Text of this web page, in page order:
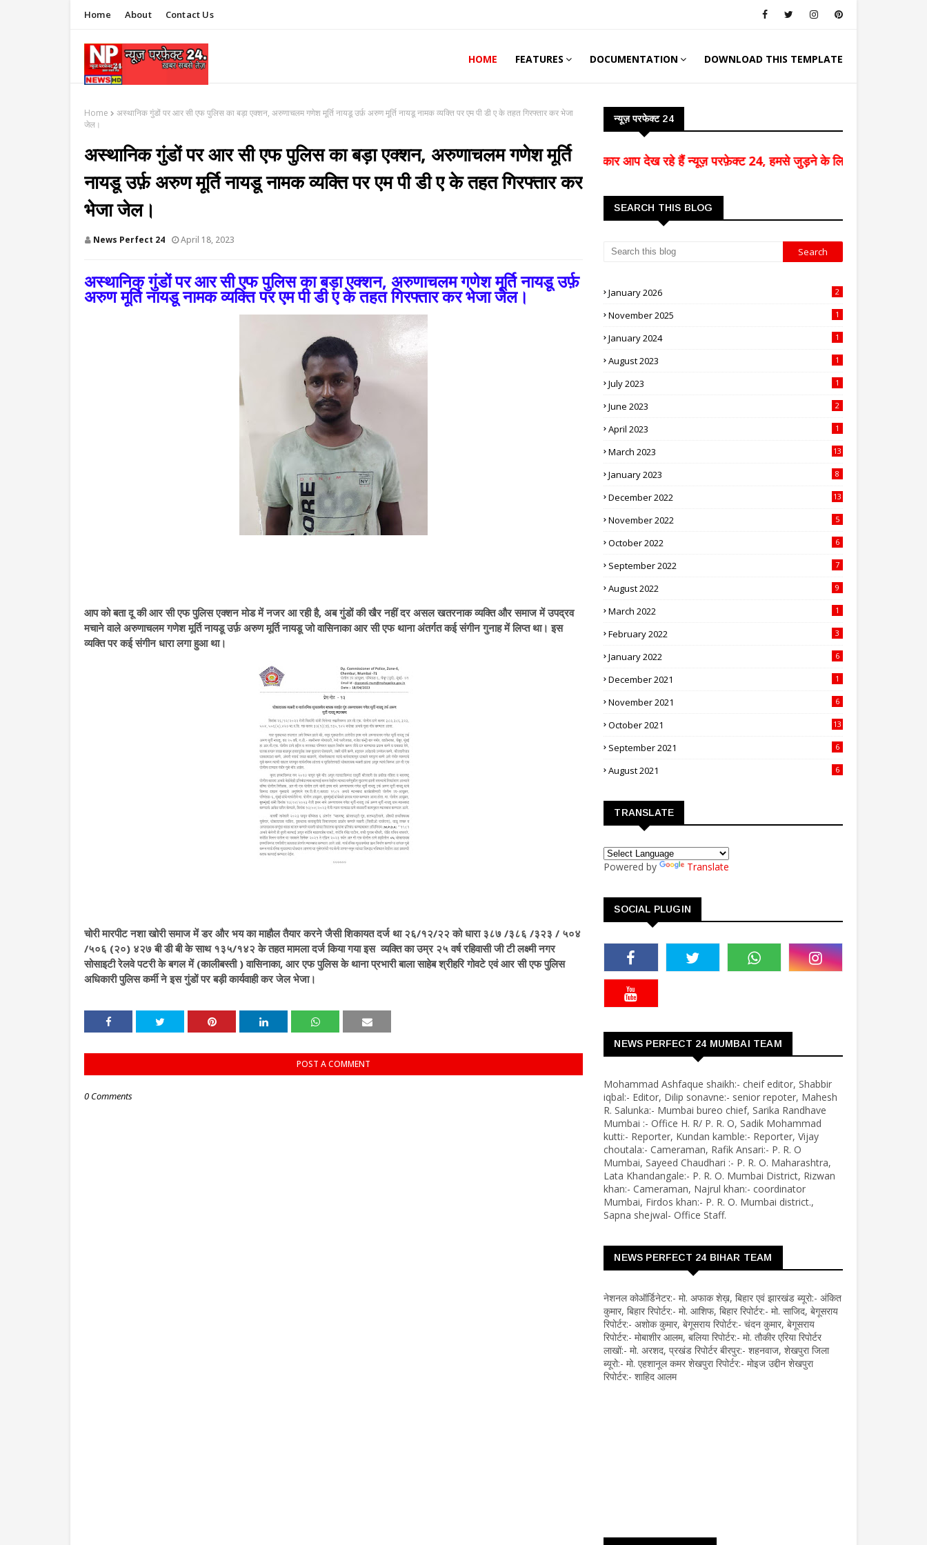
Home About Contact Us
HOME FEATURES DOCUMENTATION DOWNLOAD THIS TEMPLATE
Home
अस्थानिक गुंडों पर आर सी एफ पुलिस का बड़ा एक्शन, अरुणाचलम गणेश मूर्ति नायडू उर्फ़ अरुण मूर्ति नायडू नामक व्यक्ति पर एम पी डी ए के तहत गिरफ्तार कर भेजा
जेल।
अस्थानिक गुंडों पर आर सी एफ पुलिस का बड़ा एक्शन, अरुणाचलम गणेश मूर्ति
नायडू उर्फ़ अरुण मूर्ति नायडू नामक व्यक्ति पर एम पी डी ए के तहत गिरफ्तार कर
भेजा जेल।
News Perfect 24 April 18, 2023
अस्थानिक गुंडों पर आर सी एफ पुलिस का बड़ा एक्शन, अरुणाचलम गणेश मूर्ति नायडू उर्फ़
अरुण मूर्ति नायडू नामक व्यक्ति पर एम पी डी ए के तहत गिरफ्तार कर भेजा जेल।
आप को बता दू की आर सी एफ पुलिस एक्शन मोड में नजर आ रही है, अब गुंडों की खैर नहीं दर असल खतरनाक व्यक्ति और समाज में उपद्रव
मचाने वाले अरुणाचलम गणेश मूर्ति नायडू उर्फ़ अरुण मूर्ति नायडू जो वासिनाका आर सी एफ थाना अंतर्गत कई संगीन गुनाह में लिप्त था। इस
व्यक्ति पर कई संगीन धारा लगा हुआ था।
चोरी मारपीट नशा खोरी समाज में डर और भय का माहौल तैयार करने जैसी शिकायत दर्ज था २६/१२/२२ को धारा ३८७ /३८६ /३२३ / ५०४
/५०६ (२०) ४२७ बी डी बी के साथ १३५/१४२ के तहत मामला दर्ज किया गया इस व्यक्ति का उम्र २५ वर्ष रहिवासी जी टी लक्ष्मी नगर
सोसाइटी रेलवे पटरी के बगल में (कालीबस्ती ) वासिनाका, आर एफ पुलिस के थाना प्रभारी बाला साहेब श्रीहरि गोवटे एवं आर सी एफ पुलिस
अधिकारी पुलिस कर्मी ने इस गुंडों पर बड़ी कार्यवाही कर जेल भेजा।
POST A COMMENT
0 Comments
न्यूज़ परफेक्ट 24
नमस्कार आप देख रहे हैं न्यूज़ परफ़ेक्ट 24, हमसे जुड़ने के लिए हमारे चैनल को
SEARCH THIS BLOG
January 2026 2
November 2025 1
January 2024 1
August 2023 1
July 2023 1
June 2023 2
April 2023 1
March 2023 13
January 2023 8
December 2022 13
November 2022 5
October 2022 6
September 2022 7
August 2022 9
March 2022 1
February 2022 3
January 2022 6
December 2021 1
November 2021 6
October 2021 13
September 2021 6
August 2021 6
TRANSLATE
Powered by Translate
SOCIAL PLUGIN
NEWS PERFECT 24 MUMBAI TEAM
Mohammad Ashfaque shaikh:- cheif editor, Shabbir
iqbal:- Editor, Dilip sonavne:- senior repoter, Mahesh
R. Salunka:- Mumbai bureo chief, Sarika Randhave
Mumbai :- Office H. R/ P. R. O, Sadik Mohammad
kutti:- Reporter, Kundan kamble:- Reporter, Vijay
choutala:- Cameraman, Rafik Ansari:- P. R. O
Mumbai, Sayeed Chaudhari :- P. R. O. Maharashtra,
Lata Khandangale:- P. R. O. Mumbai District, Rizwan
khan:- Cameraman, Najrul khan:- coordinator
Mumbai, Firdos khan:- P. R. O. Mumbai district.,
Sapna shejwal- Office Staff.
NEWS PERFECT 24 BIHAR TEAM
नेशनल कोऑर्डिनेटर:- मो. अफाक शेख़, बिहार एवं झारखंड ब्यूरो:- अंकित
कुमार, बिहार रिपोर्टर:- मो. आशिफ, बिहार रिपोर्टर:- मो. साजिद, बेगूसराय
रिपोर्टर:- अशोक कुमार, बेगूसराय रिपोर्टर:- चंदन कुमार, बेगूसराय
रिपोर्टर:- मोबाशीर आलम, बलिया रिपोर्टर:- मो. तौकीर एरिया रिपोर्टर
लाखों:- मो. अरशद, प्रखंड रिपोर्टर बीरपुर:- शहनवाज, शेखपुरा जिला
ब्यूरो:- मो. एहशानूल कमर शेखपुरा रिपोर्टर:- मोइज उद्दीन शेखपुरा
रिपोर्टर:- शाहिद आलम